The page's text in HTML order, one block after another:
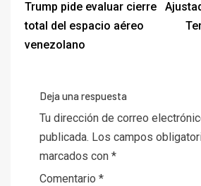
Trump pide evaluar cierre
total del espacio aéreo
venezolano
Deja una respuesta
Tu dirección de correo
publicada. Los campos
marcados con *
Comentario *